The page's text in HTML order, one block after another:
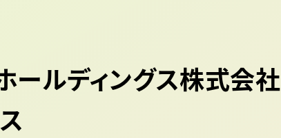
ールディングス株式会社